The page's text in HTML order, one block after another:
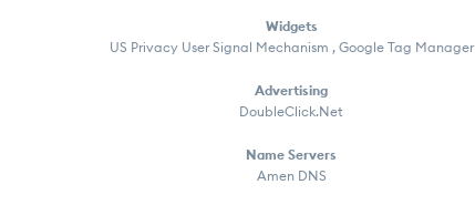
Widgets
US Privacy User Signal Mechanism , Google Tag Manager
Advertising
DoubleClick.Net
Name Servers
Amen DNS